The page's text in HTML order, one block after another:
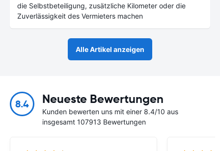
die Selbstbeteiligung, zusätzliche Kilometer oder die
Zuverlässigkeit des Vermieters machen
Alle Artikel anzeigen
8.4 Neueste Bewertungen
Kunden bewerten uns mit einer 8.4/10 aus
insgesamt 107913 Bewertungen